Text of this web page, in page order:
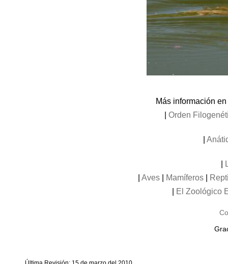
Más información
Orden
Aves| Mamíferos|
El Zoológico